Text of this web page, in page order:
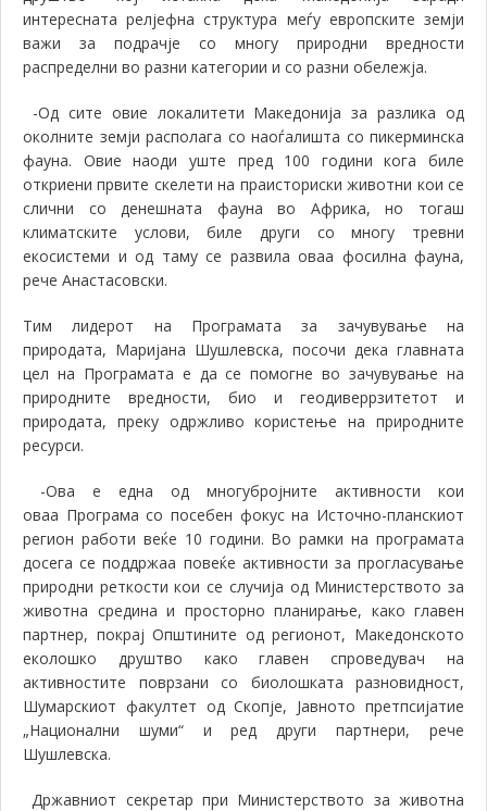
интересната релјефна структура меѓу европските земји
важи за подрачје со многу природни вредности
распределни во разни категории и со разни обележја.
-Од сите овие локалитети Македонија за разлика од
околните земји располага со наоѓалишта со пикерминска
фауна. Овие наоди уште пред 100 години кога биле
откриени првите скелети на праисториски животни кои се
слични со денешната фауна во Африка,
но тогаш
климатските услови,биле други со многу тревни
екосистеми и од таму се развила оваа фосилна фауна,
рече Анастасовски.
Тим лидерот на Програмата за зачувување на
природата, Маријана Шушлевска, посочи дека главната
цел на Програмата е да се помогне во зачувување на
природните вредности, био и геодиверрзитетот и
природата, преку одржливо користење на природните
ресурси.
-Ова е една од многубројните активности кои
оваа Програма со посебен фокус на Источно-планскиот
регион работи веќе 10 години. Во рамки на програмата
досега се поддржаа повеќе активности за прогласување
природни реткости кои се случија од Министерството за
животна средина и просторно планирање, како главен
партнер, покрај Општините од регионот, Македонското
еколошко друштво како главен спроведувач на
активностите поврзани со биолошката разновидност,
Шумарскиот факултет од Скопје, Јавното претпсијатие
„Национални шуми“ и ред други партнери, рече
Шушлевска.
Државниот секретар при Министерството за животна